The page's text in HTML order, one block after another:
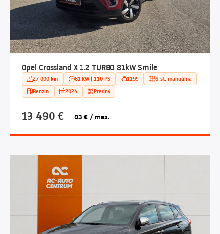
Opel Crossland X 1.2 TURBO 81kW Smile
27 000 km 81 KW | 110 PS 1199
6-st. manuálna
Benzín
2024 Predný
13 490 € 83 € / mes.